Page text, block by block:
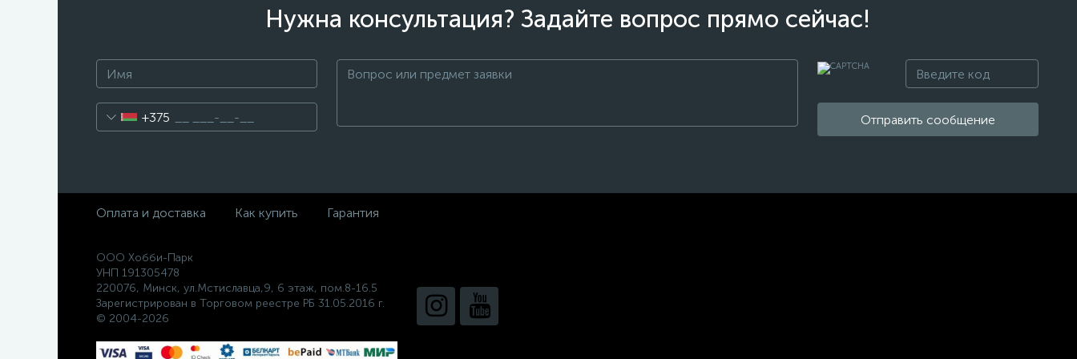
Нужна консультация? Задайте вопрос прямо сейчас!
+375 Отправить сообщение
Оплата и доставка Как купить Гарантия
ООО Хобби-Парк
УНП 191305478
220076, Минск, ул.Мстиславца,9, 6 этаж, пом.8-16.5
Зарегистрирован в Торговом реестре РБ 31.05.2016 г.
© 2004-2026